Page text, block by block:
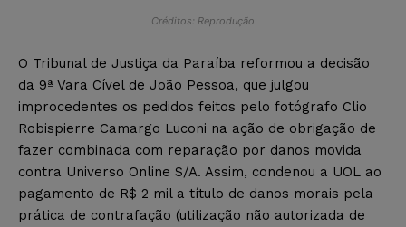
Créditos: Reprodução
O Tribunal de Justiça da Paraíba reformou a decisão
da 9ª Vara Cível de João Pessoa, que julgou
improcedentes os pedidos feitos pelo fotógrafo Clio
Robispierre Camargo Luconi na ação de obrigação de
fazer combinada com reparação por danos movida
contra Universo Online S/A. Assim, condenou a UOL ao
pagamento de R$ 2 mil a título de danos morais pela
prática de contrafação (utilização não autorizada de